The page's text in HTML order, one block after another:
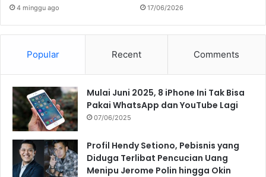
4 minggu ago 17/06/2026
Popular Recent Comments
Mulai Juni 2025, 8 iPhone Ini Tak Bisa
Pakai WhatsApp dan YouTube Lagi
07/06/2025
Profil Hendy Setiono, Pebisnis yang
Diduga Terlibat Pencucian Uang
Menipu Jerome Polin hingga Okin